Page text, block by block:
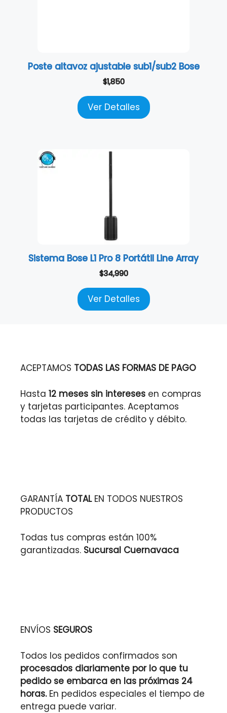
Poste altavoz ajustable sub1/sub2 Bose
$1,850
Ver Detalles
Sistema Bose L1 Pro 8 Portátil Line Array
$34,990
Ver Detalles
ACEPTAMOS TODAS LAS FORMAS DE PAGO
Hasta 12 meses sin intereses en compras
y tarjetas participantes. Aceptamos
todas las tarjetas de crédito y débito.
GARANTÍA TOTALEN TODOS NUESTROS
PRODUCTOS
Todas tus compras están 100%
garantizadas. Sucursal Cuernavaca
ENVÍOS SEGUROS
Todos los pedidos confirmados son
procesados diariamente por lo que tu
pedido se embarca en las próximas 24
horas.En pedidos especiales el tiempo de
entrega puede variar.